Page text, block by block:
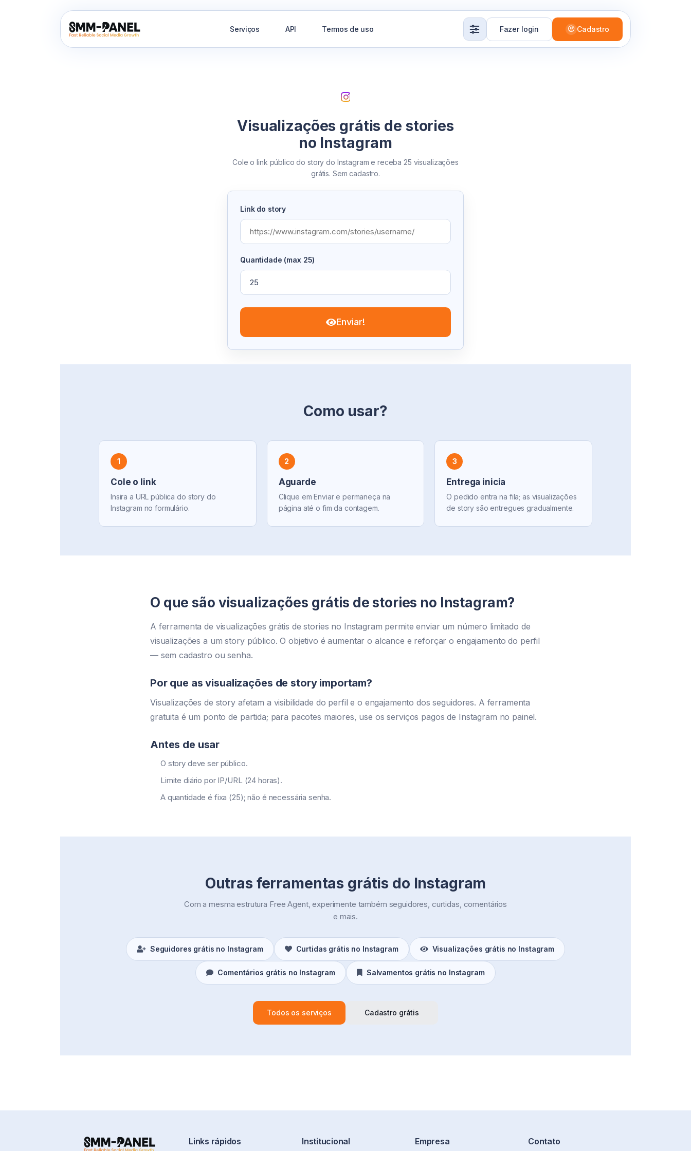
Serviços API Termos de uso Fazer login Cadastro
Visualizações grátis de stories
no Instagram
Cole o link público do story do Instagram e receba 25 visualizações
grátis. Sem cadastro.
Link do story
Quantidade (max 25)
Enviar!
Como usar?
1
Cole o link
Insira a URL pública do story do
Instagram no formulário.
2
Aguarde
Clique em Enviar e permaneça na
página até o fim da contagem.
3
Entrega inicia
O pedido entra na fila; as visualizações
de story são entregues gradualmente.
O que são visualizações grátis de stories no Instagram?
A ferramenta de visualizações grátis de stories no Instagram permite enviar um número limitado de
visualizações a um story público. O objetivo é aumentar o alcance e reforçar o engajamento do perfil
— sem cadastro ou senha.
Por que as visualizações de story importam?
Visualizações de story afetam a visibilidade do perfil e o engajamento dos seguidores. A ferramenta
gratuita é um ponto de partida; para pacotes maiores, use os serviços pagos de Instagram no painel.
Antes de usar
O story deve ser público.
Limite diário por IP/URL (24 horas).
A quantidade é fixa (25); não é necessária senha.
Outras ferramentas grátis do Instagram
Com a mesma estrutura Free Agent, experimente também seguidores, curtidas, comentários
e mais.
Seguidores grátis no Instagram Curtidas grátis no Instagram Visualizações grátis no Instagram
Comentários grátis no Instagram Salvamentos grátis no Instagram
Todos os serviços Cadastro grátis
Links rápidos Institucional Empresa Contato